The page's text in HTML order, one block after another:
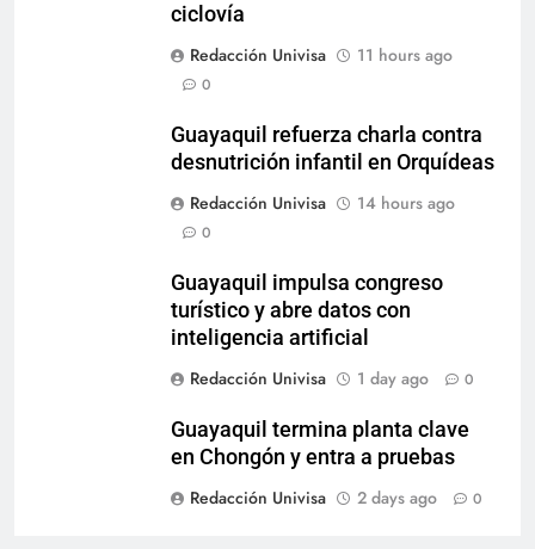
ciclovía
Redacción Univisa
11 hours ago
0
Guayaquil refuerza charla contra
desnutrición infantil en Orquídeas
Redacción Univisa
14 hours ago
0
Guayaquil impulsa congreso
turístico y abre datos con
inteligencia artificial
Redacción Univisa
1 day ago 0
Guayaquil termina planta clave
en Chongón y entra a pruebas
Redacción Univisa
2 days ago 0